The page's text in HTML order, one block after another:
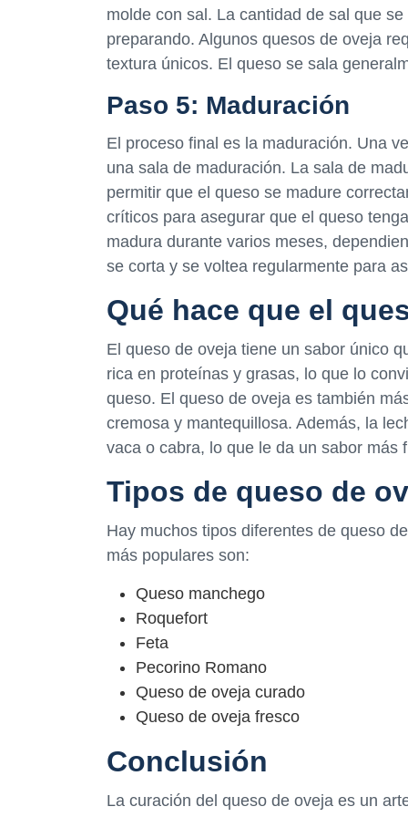
molde con sal. La cantidad de sal que
preparando. Algunos quesos de oveja
textura únicos. El queso se sala
Paso 5: Maduración
El proceso final es la maduración. Una
una sala de maduración. La sala de
permitir que el queso se madure
críticos para asegurar que el queso
madura durante varios meses,
se corta y se voltea regularmente para
Qué hace que el
El queso de oveja tiene un sabor único
rica en proteínas y grasas, lo que lo
queso. El queso de oveja es también
cremosa y mantequillosa. Además, la
vaca o cabra, lo que le da un sabor más
Tipos de queso de
Hay muchos tipos diferentes de queso
más populares son:
Queso manchego
Roquefort
Feta
Pecorino Romano
Queso de oveja curado
Queso de oveja fresco
Conclusión
La curación del queso de oveja es un